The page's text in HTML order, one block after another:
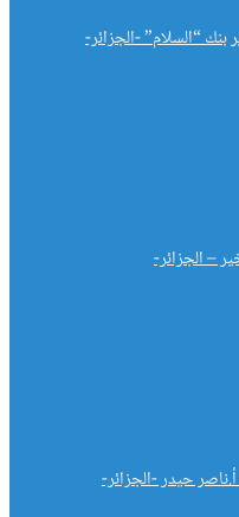
“السلام” -الجزائر-
– الجزائر-
حيدر -الجزائر-